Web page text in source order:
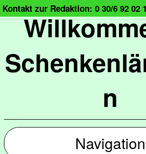
n
Kontakt zur Redaktion: 0 30/6 92 02
Navigation